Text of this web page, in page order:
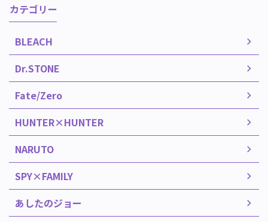
カテゴリー
BLEACH
Dr.STONE
Fate/Zero
HUNTER×HUNTER
NARUTO
SPY×FAMILY
あしたのジョー